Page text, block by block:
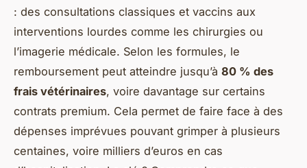
: des consultations classiques et vaccins aux
interventions lourdes comme les chirurgies ou
l’imagerie médicale. Selon les formules, le
remboursement peut atteindre jusqu’à 80 % des
frais vétérinaires, voire davantage sur certains
contrats premium. Cela permet de faire face à des
dépenses imprévues pouvant grimper à plusieurs
centaines, voire milliers d’euros en cas